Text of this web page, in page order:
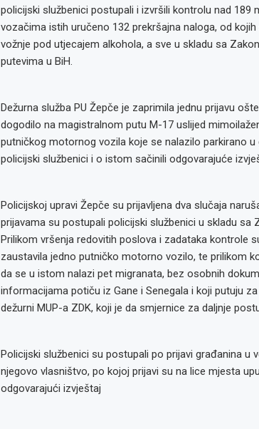
policijski službenici postupali i izvršili kontrolu nad
vozačima istih uručeno 132 prekršajna naloga, od
vožnje pod utjecajem alkohola, a sve u skladu sa
putevima u BiH.
Dežurna služba PU Žepče je zaprimila jednu prijavu
dogodilo na magistralnom putu M-17 uslijed
putničkog motornog vozila koje se nalazilo parkirano
policijski službenici i o istom sačinili odgovarajuće
Policijskoj upravi Žepče su prijavljena dva slučaja
prijavama su postupali policijski službenici u skladu sa
Prilikom vršenja redovitih poslova i zadataka kontrole
zaustavila jedno putničko motorno vozilo, te prilikom
da se u istom nalazi pet migranata, bez osobnih
informacijama potiču iz Gane i Senegala i koji putuju
dežurni MUP-a ZDK, koji je da smjernice za daljnje
Policijski službenici su postupali po prijavi građanina u
njegovo vlasništvo, po kojoj prijavi su na lice mjesta
odgovarajući izvještaj